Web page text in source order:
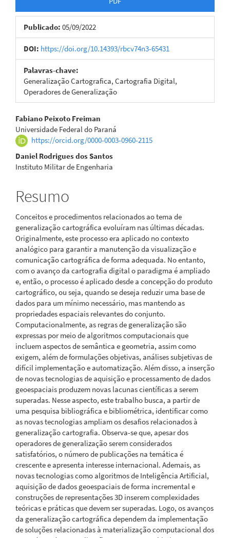
Publicado: 05/09/2022
DOI: https://doi.org/10.14393/rbcv74n3-65431
Palavras-chave:
Generalização Cartografica, Cartografia Digital,
Operadores de Generalização
Conteúdo
do
artigo
principal
Fabiano Peixoto Freiman
Universidade Federal do Paraná
https://orcid.org/0000-0003-0960-2115
Daniel Rodrigues dos Santos
Instituto Militar de Engenharia
Resumo
Conceitos e procedimentos relacionados ao tema de
generalização cartográfica evoluíram nas últimas décadas.
Originalmente, este processo era aplicado no contexto
analógico para garantir a manutenção da visualização e
comunicação cartográfica de forma adequada. No entanto,
com o avanço da cartografia digital o paradigma é ampliado
e, então, o processo é aplicado desde a concepção do produto
cartográfico, ou seja, quando se deseja reduzir uma base de
dados para um mínimo necessário, mas mantendo as
propriedades espaciais relevantes do conjunto.
Computacionalmente, as regras de generalização são
expressas por meio de algoritmos computacionais que
incluem aspectos de semântica e geometria, assim como
exigem, além de formulações objetivas, análises subjetivas de
difícil implementação e automatização. Além disso, a inserção
de novas tecnologias de aquisição e processamento de dados
geoespaciais produzem novas lacunas científicas a serem
superadas. Nesse aspecto, este trabalho busca, a partir de
uma pesquisa bibliográfica e bibliométrica, identificar como
as novas tecnologias ampliam os desafios relacionados à
generalização cartografia. Observa-se que, apesar dos
operadores de generalização serem considerados
satisfatórios, o número de publicações na temática é
crescente e apresenta interesse internacional. Ademais, as
novas tecnologias como algoritmos de Inteligência Artificial,
aquisição de dados geoespaciais de forma incremental e
construções de representações 3D inserem complexidades
teóricas e práticas que devem ser superadas. Logo, os avanços
da generalização cartográfica dependem da implementação
de soluções relacionadas à materialização computacional dos